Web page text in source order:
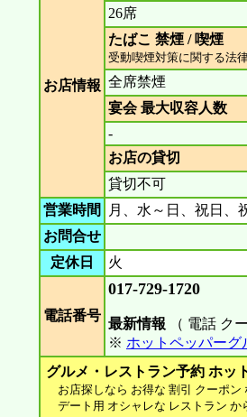
お店情報
26席
たばこ 禁煙 / 喫煙
受動喫煙対策に関する法
全席禁煙
宴会 最大収容人数
-
お店の貸切
貸切不可
営業時間
月、水～日、祝日、
お問合せ
定休日
火
電話番号
017-729-1720
最新情報 （ 電話 ク
※ ホットペッパーグ
グルメ・レストラン予約 ホッ
お店探しなら お得な 割引 クーポン
デート用 オシャレな レストラン か